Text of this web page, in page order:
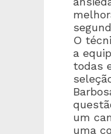
O
a
todas
um
uma